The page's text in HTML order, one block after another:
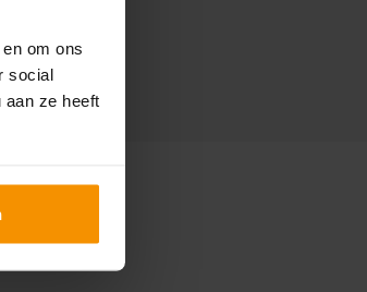
om ons
social
aan ze heeft